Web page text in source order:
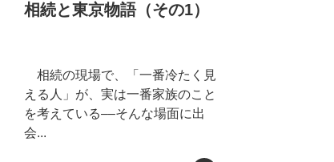
相続と東京物語（その1）
相続の現場で、「一番冷たく見
える人」が、実は一番家族のこと
を考えている––そんな場面に出
会...